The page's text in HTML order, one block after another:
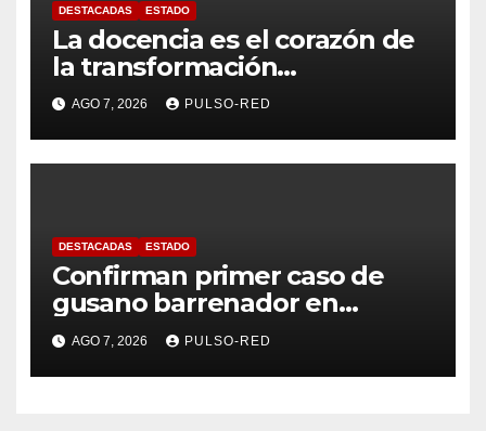
DESTACADAS ESTADO
La docencia es el corazón de
la transformación
universitaria: Rector de la
UATx
AGO 7, 2026 PULSO-RED
DESTACADAS ESTADO
Confirman primer caso de
gusano barrenador en
humano en Tlaxcala
AGO 7, 2026 PULSO-RED